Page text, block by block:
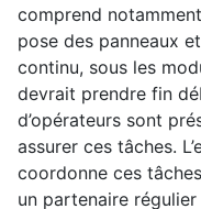
comprend
pose des panneaux
continu, sous les
devrait prendre fin
d’opérateurs sont
assurer ces tâches.
coordonne ces
un partenaire régulier